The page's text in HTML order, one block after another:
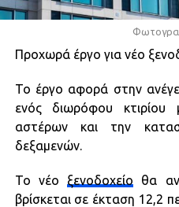
Προχωρά έργο για νέο
Το έργο αφορά στην
ενός διωρόφου κτιρίου
αστέρων και την
δεξαμενών.
Το νέο ξενοδοχείο θα
βρίσκεται σε έκταση 12,2